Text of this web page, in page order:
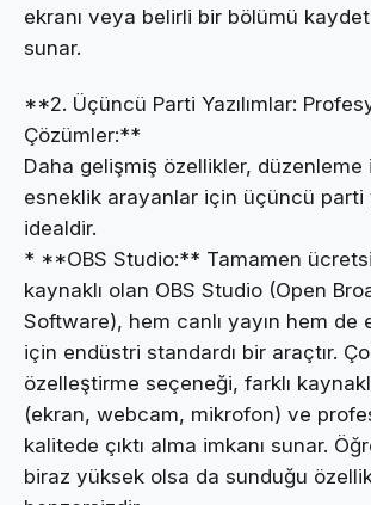
ekranı veya belirli bir bölümü
sunar.
**2. Üçüncü Parti Yazılımlar:
Çözümler:**
Daha gelişmiş özellikler, düzenleme
esneklik arayanlar için üçüncü parti
idealdir.
* **OBS Studio:** Tamamen
kaynaklı olan OBS Studio (Open
Software), hem canlı yayın hem de
için endüstri standardı bir araçtır.
özelleştirme seçeneği, farklı
(ekran, webcam, mikrofon) ve
kalitede çıktı alma imkanı sunar.
biraz yüksek olsa da sunduğu